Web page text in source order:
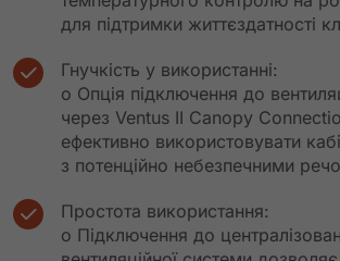
для підтримки життєздатності
Гнучкість у використанні:
o Опція підключення до
через Ventus II Canopy
ефективно використовувати
з потенційно небезпечними
Простота використання:
o Підключення до